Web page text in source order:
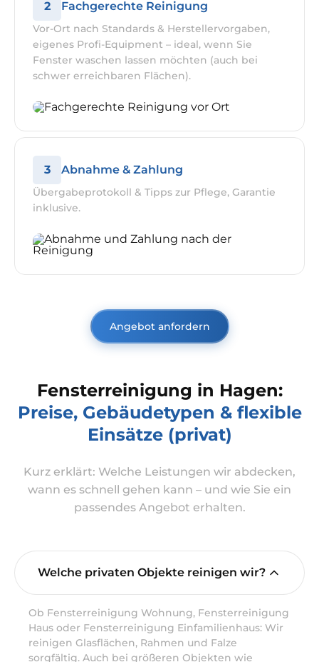
2 Fachgerechte Reinigung
Vor-Ort nach Standards & Herstellervorgaben,
eigenes Profi-Equipment – ideal, wenn Sie
Fenster waschen lassen möchten (auch bei
schwer erreichbaren Flächen).
3 Abnahme & Zahlung
Übergabeprotokoll & Tipps zur Pflege, Garantie
inklusive.
Angebot anfordern
Fensterreinigung in Hagen:
Preise, Gebäudetypen & flexible
Einsätze (privat)
Kurz erklärt: Welche Leistungen wir abdecken,
wann es schnell gehen kann – und wie Sie ein
passendes Angebot erhalten.
Welche privaten Objekte reinigen wir?
Ob Fensterreinigung Wohnung, Fensterreinigung
Haus oder Fensterreinigung Einfamilienhaus: Wir
reinigen Glasflächen, Rahmen und Falze
sorgfältig. Auch bei größeren Objekten wie